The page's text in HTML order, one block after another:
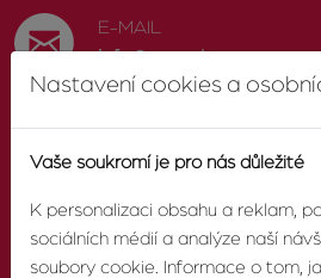
E-MAIL
info@zvonek.cz
SOCIÁLNÍ SÍTĚ
Facebook
Nastavení cookies a
Vaše soukromí je pro nás důležité
K personalizaci obsahu a reklam,
sociálních médií a analýze naší
soubory cookie. Informace o tom,